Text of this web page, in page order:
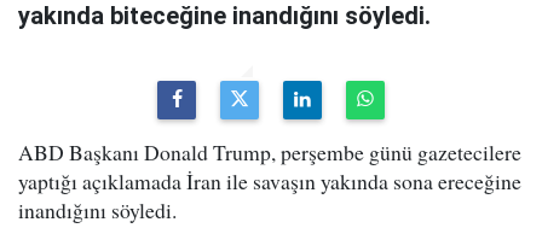
yakında biteceğine inandığını söyledi.
ABD Başkanı Donald Trump, perşembe günü gazetecilere
yaptığı açıklamada İran ile savaşın yakında sona ereceğine
inandığını söyledi.